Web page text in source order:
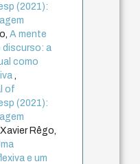
(2021):
A mente
discurso: a
como
of
(2021):
Rêgo,
e um